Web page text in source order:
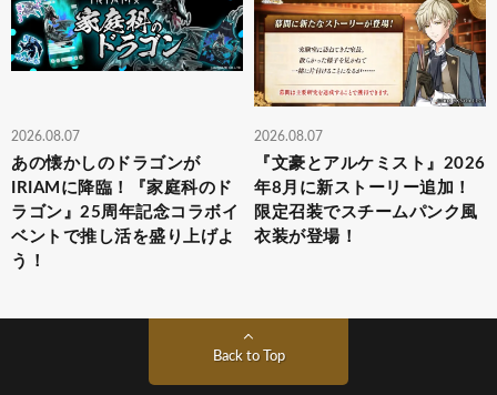
2026.08.07
あの懐かしのドラゴンが
IRIAMに降臨！『家庭科のド
ラゴン』25周年記念コラボイ
ベントで推し活を盛り上げよ
う！
2026.08.07
『文豪とアルケミスト』2026
年8月に新ストーリー追加！
限定召装でスチームパンク風
衣装が登場！
Back to Top